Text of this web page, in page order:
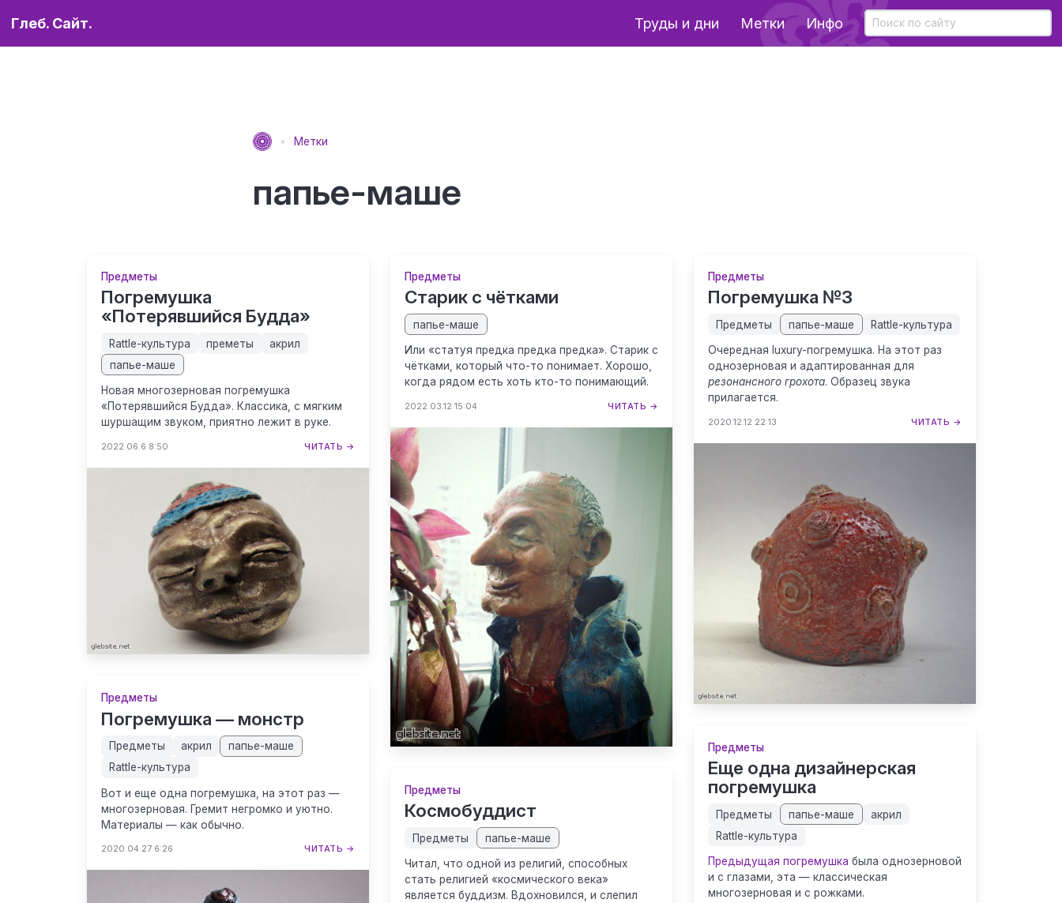
Глеб. Сайт. Труды и дни Метки Инфо
Метки
папье-маше
Предметы
Погремушка
«Потерявшийся Будда»
Rattle-культура преметы
акрил
папье-маше
Новая многозерновая погремушка
«Потерявшийся Будда». Классика, с мягким
шуршащим звуком, приятно лежит в руке.
2022.06.6 8:50 ЧИТАТЬ →
Предметы
Погремушка — монстр
Предметы акрил
папье-маше
Rattle-культура
Вот и еще одна погремушка, на этот раз —
многозерновая. Гремит негромко и уютно.
Материалы — как обычно.
2020.04.27 6:26 ЧИТАТЬ →
Предметы
Старик с чётками
папье-маше
Или «статуя предка предка предка». Старик с
чётками, который что-то понимает. Хорошо,
когда рядом есть хоть кто-то понимающий.
2022.03.12 15:04 ЧИТАТЬ →
Предметы
Космобуддист
Предметы папье-маше
Читал, что одной из религий, способных
стать религией «космического века»
является буддизм. Вдохновился, и слепил
Предметы
Погремушка №3
Предметы папье-маше Rattle-культура
Очередная luxury-погремушка. На этот раз
однозерновая и адаптированная для
резонансного грохота. Образец звука
прилагается.
2020.12.12 22:13 ЧИТАТЬ →
Предметы
Еще одна дизайнерская
погремушка
Предметы папье-маше
акрил
Rattle-культура
Предыдущая погремушка была однозерновой
и с глазами, эта — классическая
многозерновая и с рожками.